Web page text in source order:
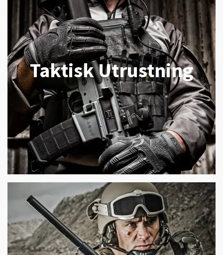
Taktisk Utrustning